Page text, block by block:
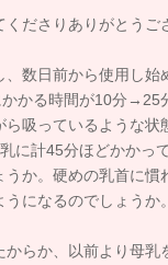
ださりありがとうご
、数日前から使用し始
かる時間が10分→25
吸っているような状
に計45分ほどかかっ
か。硬めの乳首に慣
になるのでしょうか。
らか、以前より母乳